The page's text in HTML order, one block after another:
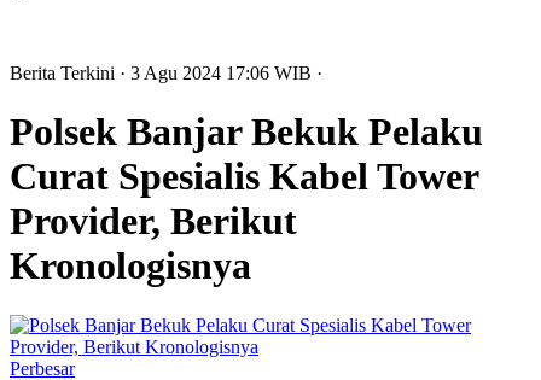
Berita Terkini · 3 Agu 2024 17:06 WIB ·
Polsek Banjar Bekuk Pelaku
Curat Spesialis Kabel Tower
Provider, Berikut
Kronologisnya
Perbesar